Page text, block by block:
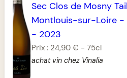
Sec Clos de Mosny
Montlouis-sur-Loire -
- 2023
Prix : 24,90 € -75cl
achat vin chez Vinalia